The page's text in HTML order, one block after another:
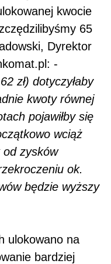
kwocie
65
Dyrektor
-
zł) dotyczyłaby
kwoty równej
pojawiłby się
wciąż
od zysków
ok.
będzie wyższy
ulokowano na
bardziej